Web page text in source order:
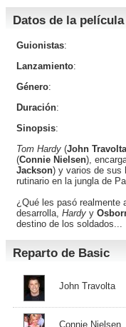
Datos de la
Guionistas:
Lanzamiento:
Género:
Duración:
Sinopsis:
Tom Hardy (John Travolta
(Connie Nielsen),
Jackson) y varios de sus
rutinario en la jungla de
¿Qué les pasó realmente
desarrolla, Hardy y
destino de los soldados...
Reparto de Basic
John Travolta
Connie Nielsen